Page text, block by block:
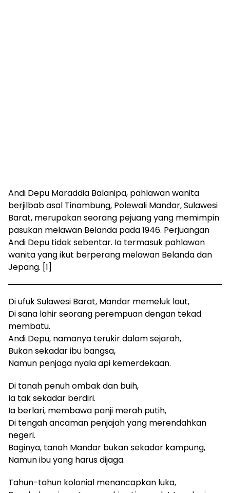
Andi Depu Maraddia Balanipa, pahlawan wanita
berjilbab asal Tinambung, Polewali Mandar, Sulawesi
Barat, merupakan seorang pejuang yang memimpin
pasukan melawan Belanda pada 1946. Perjuangan
Andi Depu tidak sebentar. Ia termasuk pahlawan
wanita yang ikut berperang melawan Belanda dan
Jepang. [1]
Di ufuk Sulawesi Barat, Mandar memeluk laut,
Di sana lahir seorang perempuan dengan tekad
membatu.
Andi Depu, namanya terukir dalam sejarah,
Bukan sekadar ibu bangsa,
Namun penjaga nyala api kemerdekaan.
Di tanah penuh ombak dan buih,
Ia tak sekadar berdiri.
Ia berlari, membawa panji merah putih,
Di tengah ancaman penjajah yang merendahkan
negeri.
Baginya, tanah Mandar bukan sekadar kampung,
Namun ibu yang harus dijaga.
Tahun-tahun kolonial menancapkan luka,